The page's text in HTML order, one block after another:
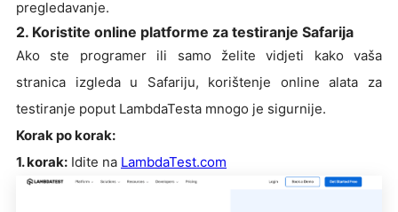
pregledavanje.
2. Koristite online platforme za testiranje Safarija
Ako ste programer ili samo želite vidjeti kako vaša
stranica izgleda u Safariju, korištenje online alata za
testiranje poput LambdaTesta mnogo je sigurnije.
Korak po korak:
1. korak: Idite na LambdaTest.com